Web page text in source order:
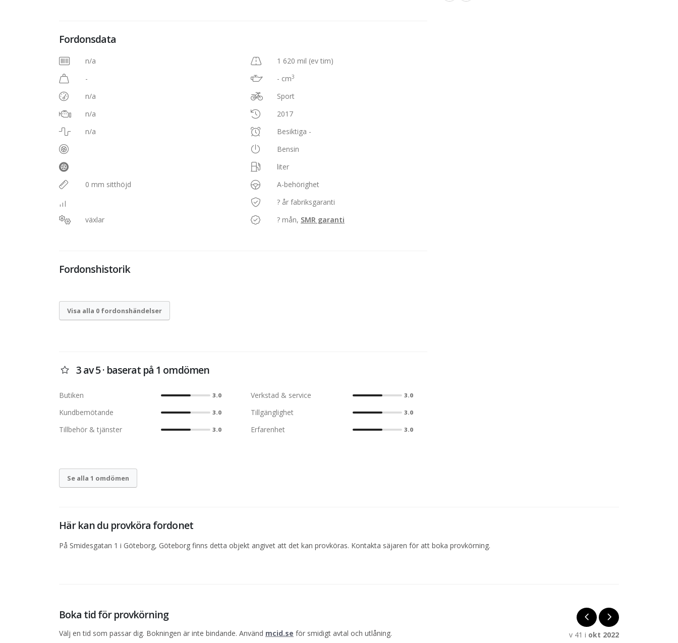
Fordonsdata
n/a
-
n/a
n/a
n/a
0 mm sitthöjd
växlar
1 620 mil (ev tim)
- cm3
Sport
2017
Besiktiga -
Bensin
liter
A-behörighet
? år fabriksgaranti
? mån, SMR garanti
Fordonshistorik
Visa alla 0 fordonshändelser
3 av 5 · baserat på 1 omdömen
Butiken 3.0 Verkstad & service 3.0
Kundbemötande 3.0 Tillgänglighet 3.0
Tillbehör & tjänster 3.0 Erfarenhet 3.0
Se alla 1 omdömen
Här kan du provköra fordonet
På Smidesgatan 1 i Göteborg, Göteborg finns detta objekt angivet att det kan provköras. Kontakta säjaren för att boka provkörning.
Boka tid för provkörning
Välj en tid som passar dig. Bokningen är inte bindande. Använd mcid.se för smidigt avtal och utlåning. v 41 i okt 2022